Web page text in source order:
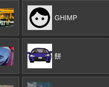
GHIMP
餅